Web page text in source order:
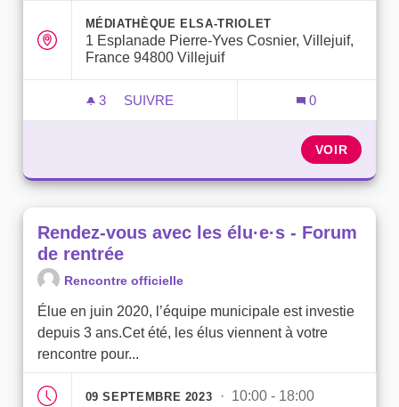
MÉDIATHÈQUE ELSA-TRIOLET
1 Esplanade Pierre-Yves Cosnier, Villejuif,
France 94800 Villejuif
3 3 ABONNÉS
SUIVRE
0
VOIR
Rendez-vous avec les élu·e·s - Forum
de rentrée
Rencontre officielle
Élue en juin 2020, l’équipe municipale est investie
depuis 3 ans.Cet été, les élus viennent à votre
rencontre pour...
09 SEPTEMBRE 2023 · 10:00 - 18:00